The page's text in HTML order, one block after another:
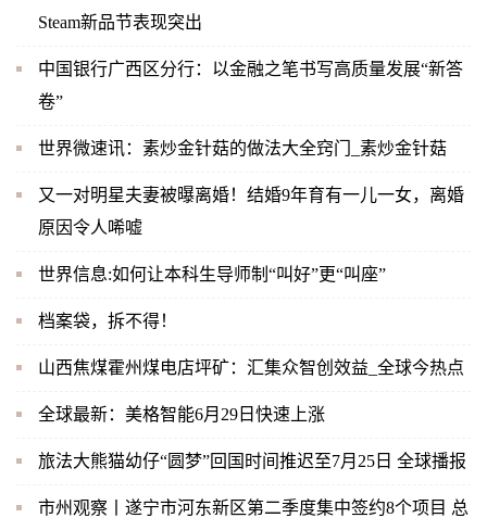
Steam新品节表现突出
中国银行广西区分行：以金融之笔书写高质量发展“新答
卷”
世界微速讯：素炒金针菇的做法大全窍门_素炒金针菇
又一对明星夫妻被曝离婚！结婚9年育有一儿一女，离婚
原因令人唏嘘
世界信息:如何让本科生导师制“叫好”更“叫座”
档案袋，拆不得！
山西焦煤霍州煤电店坪矿：汇集众智创效益_全球今热点
全球最新：美格智能6月29日快速上涨
旅法大熊猫幼仔“圆梦”回国时间推迟至7月25日 全球播报
市州观察丨遂宁市河东新区第二季度集中签约8个项目 总